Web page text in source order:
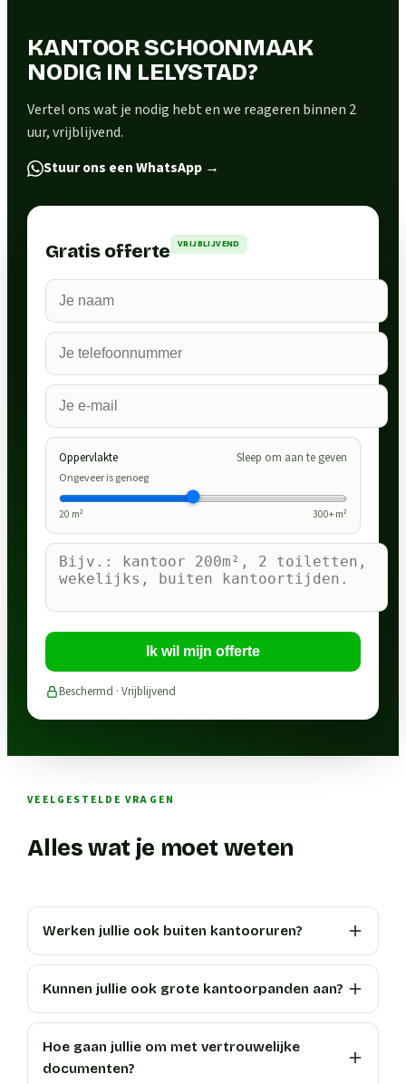
KANTOOR SCHOONMAAK
NODIG IN LELYSTAD?
Vertel ons wat je nodig hebt en we reageren binnen 2
uur, vrijblijvend.
Stuur ons een WhatsApp →
Gratis offerte VRIJBLIJVEND
Oppervlakte Sleep om aan te geven
Ongeveer is genoeg
20 m² 300+ m²
Ik wil mijn offerte
Beschermd · Vrijblijvend
VEELGESTELDE VRAGEN
Alles wat je moet weten
Werken jullie ook buiten kantooruren?
Kunnen jullie ook grote kantoorpanden aan?
Hoe gaan jullie om met vertrouwelijke
documenten?